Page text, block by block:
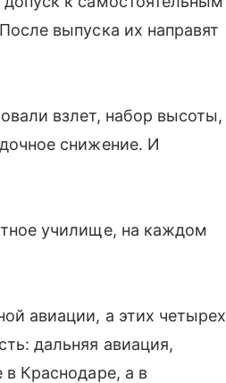
выпуска их направят
взлет, набор высоты,
снижение. И
училище, на каждом
авиации, а этих четырех
дальняя авиация,
Краснодаре, а в